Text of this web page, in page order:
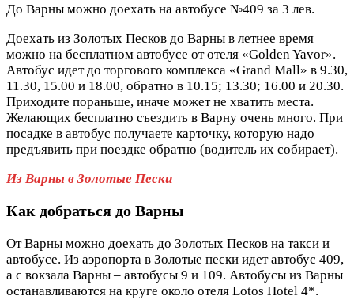
До Варны можно доехать на автобусе №409 за 3 лев.
Доехать из Золотых Песков до Варны в летнее время
можно на бесплатном автобусе от отеля «Golden Yavor».
Автобус идет до торгового комплекса «Grand Mall» в 9.30,
11.30, 15.00 и 18.00, обратно в 10.15; 13.30; 16.00 и 20.30.
Приходите пораньше, иначе может не хватить места.
Желающих бесплатно съездить в Варну очень много. При
посадке в автобус получаете карточку, которую надо
предъявить при поездке обратно (водитель их собирает).
Из Варны в Золотые Пески
Как добраться до Варны
От Варны можно доехать до Золотых Песков на такси и
автобусе. Из аэропорта в Золотые пески идет автобус 409,
а с вокзала Варны – автобусы 9 и 109. Автобусы из Варны
останавливаются на круге около отеля Lotos Hotel 4*.